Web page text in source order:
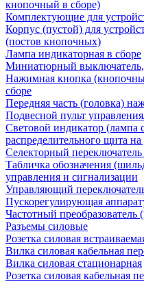
кнопочный в сборе)
Комплектующие для
Корпус (пустой) для
(постов кнопочных)
Лампа индикаторная в сборе
Миниатюрный выключатель,
Нажимная кнопка
сборе
Передняя часть (головка)
Подвесной пульт
Световой индикатор (лампа
распределительного щита
Селекторный переключатель
Табличка обозначения
управления и сигнализации
Управляющий
Пускорегулирующая
Частотный преобразователь
Разъемы силовые
Розетка силовая
Вилка силовая кабельная
Вилка силовая стационарная
Розетка силовая кабельная